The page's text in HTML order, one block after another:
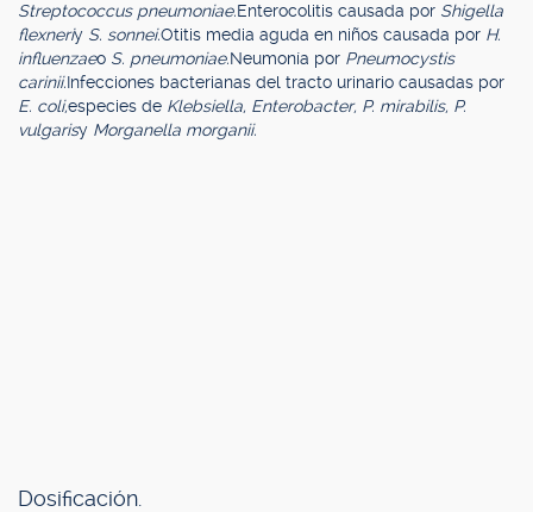
Streptococcus pneumoniae.Enterocolitis causada por Shigella
flexneriy S. sonnei.Otitis media aguda en niños causada por H.
influenzaeo S. pneumoniae.Neumonía por Pneumocystis
carinii.Infecciones bacterianas del tracto urinario causadas por
E. coli,especies de Klebsiella, Enterobacter, P. mirabilis, P.
vulgarisy Morganella morganii.
Dosificación.